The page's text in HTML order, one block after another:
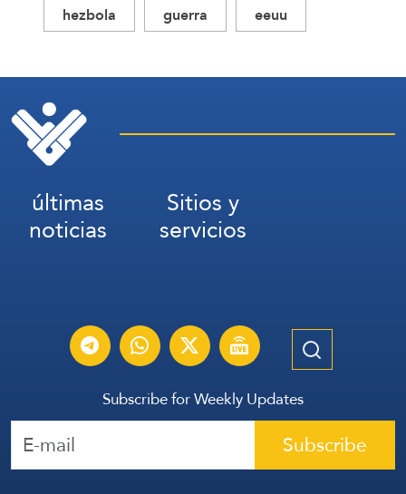
hezbola
guerra eeuu
últimas
noticias
Sitios y
servicios
Subscribe for Weekly Updates
Subscribe